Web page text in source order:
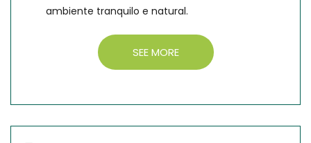
ambiente tranquilo e natural.
SEE MORE